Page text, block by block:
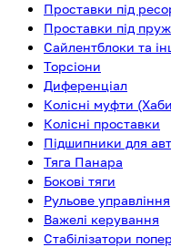
Проставки під
Проставки під
Сайлентблоки та
Торсіони
Диференціал
Колісні муфти
Колісні проставки
Підшипники для
Тяга Панара
Бокові тяги
Рульове управління
Важелі керування
Стабілізатори